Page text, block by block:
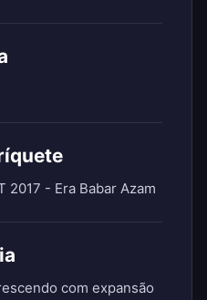
2017 - Era Babar Azam
com expansão